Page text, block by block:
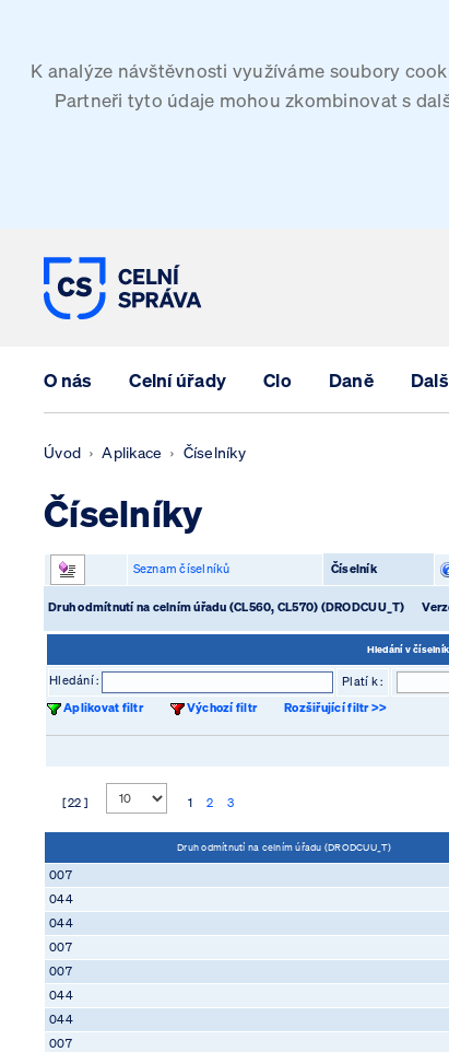
K analýze návštěvnosti využíváme soubory
Partneři tyto údaje mohou zkombinovat s
O nás Celní úřady Clo Daně
Úvod Aplikace Číselníky
Číselníky
Seznam číselníků Číselník
Druh odmítnutí na celním úřadu (CL560, CL570) (DRODCUU_T)
Hledání v
Hledání :
Platí k :
Aplikovat filtr
Výchozí filtr Rozšiřující filtr >>
[ 22 ] 1 2 3
Druh odmítnutí na celním úřadu (DRODCUU_T)
007
044
044
007
007
044
044
007